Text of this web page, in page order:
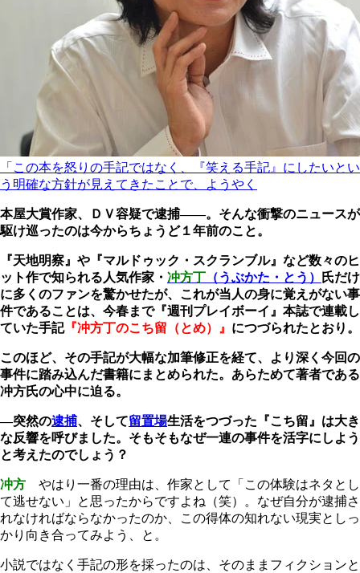
「この本を怒りの手記ではなく、『笑える手記』にしたいとい
う明確な方針が見えてきたことで、ようやく
本屋大賞作家、ＤＶ容疑で逮捕――。そんな衝撃のニュースが
駆け巡ったのは今からちょうど１年前のこと。
『天地明察』や『マルドゥック・スクランブル』など数々のヒ
ット作で知られる人気作家・ 冲方丁 （うぶかた・とう）
氏だけ
に多くのファンを驚かせたが、これが当人の身に覚えがない事
件であることは、今春まで『週刊プレイボーイ』本誌で連載し
ていた手記『冲方丁のこち留（とめ）』 につづられたとおり。
このほど、その手記が大幅な加筆修正を経て、より深く今回の
事件に踏み込んだ書籍にまとめられた。あらためて著者である
冲方氏の心中に迫る。
―突然の逮捕、そして留置場生活をつづった『こち留』は大き
な反響を呼びました。そもそもなぜ一連の事件を活字にしよう
と考えたのでしょう？
冲方 やはり一番の理由は、作家として「この体験はネタとし
て逃せない」と思ったからですよね（笑）。なぜ自分が逮捕さ
れなければならなかったのか、この得体の知れない現実としっ
かり向き合ってみよう、と。
小説ではなく手記の形を採ったのは、そのままフィクションと